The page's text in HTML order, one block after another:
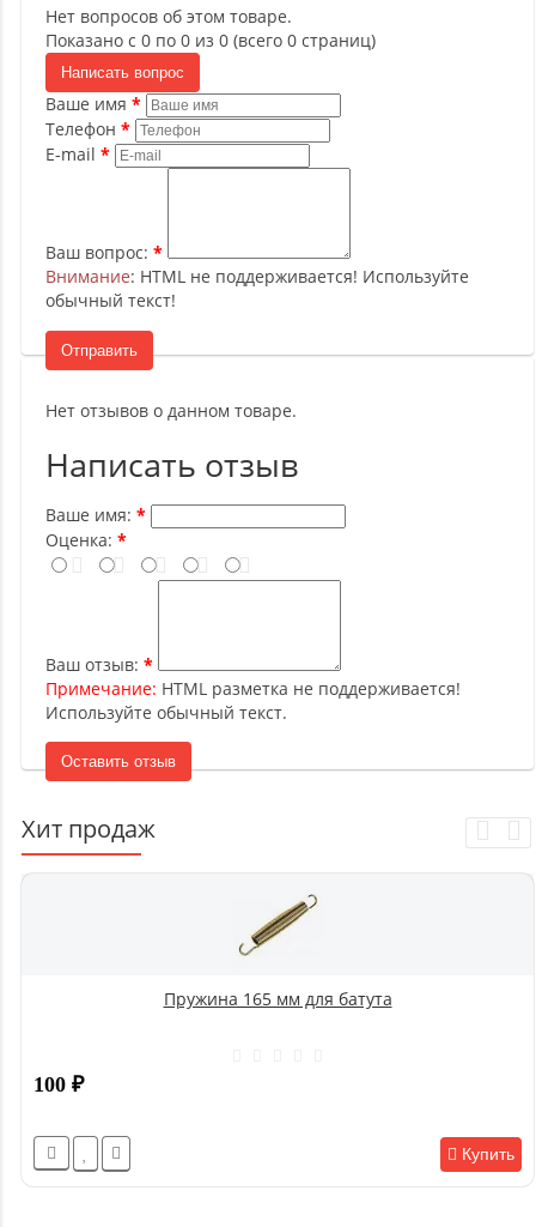
Нет вопросов об этом товаре.
Показано с 0 по 0 из 0 (всего 0 страниц)
Написать вопрос
Ваше имя
Телефон
E-mail
Ваш вопрос:
Внимание: HTML не поддерживается! Используйте
обычный текст!
Отправить
Нет отзывов о данном товаре.
Написать отзыв
Ваше имя:
Оценка:
Ваш отзыв:
Примечание: HTML разметка не поддерживается!
Используйте обычный текст.
Оставить отзыв
Хит продаж
Пружина 165 мм для батута
100 ₽
Купить